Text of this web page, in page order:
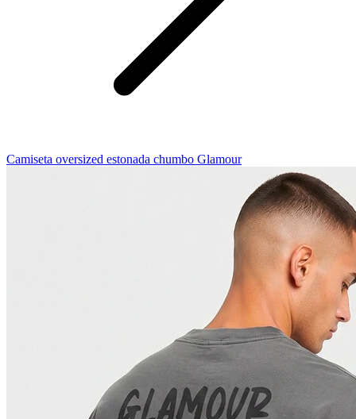
Camiseta oversized estonada chumbo Glamour